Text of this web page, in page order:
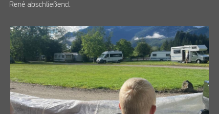
René abschließend.